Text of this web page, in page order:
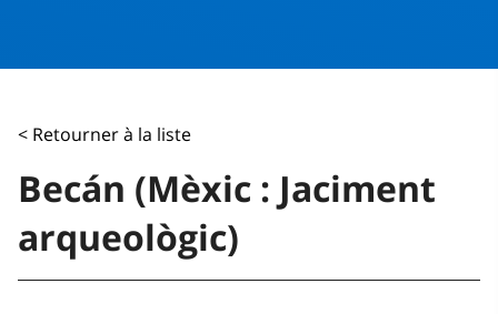
< Retourner à la liste
Becán (Mèxic : Jaciment
arqueològic)